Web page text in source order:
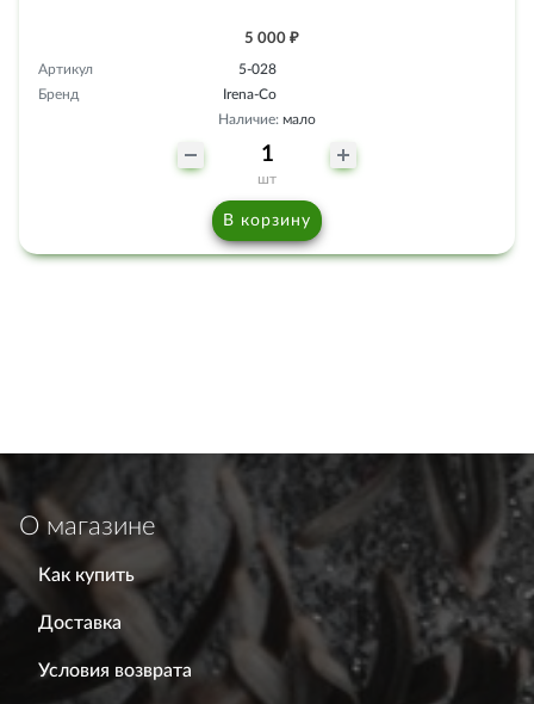
5 000 ₽
Артикул
5-028
Бренд
Irena-Co
Наличие: мало
шт
В корзину
О магазине
Как купить
Доставка
Условия возврата